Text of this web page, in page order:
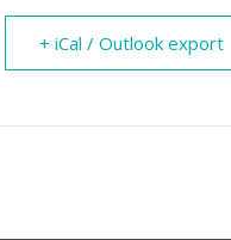
+ iCal / Outlook export